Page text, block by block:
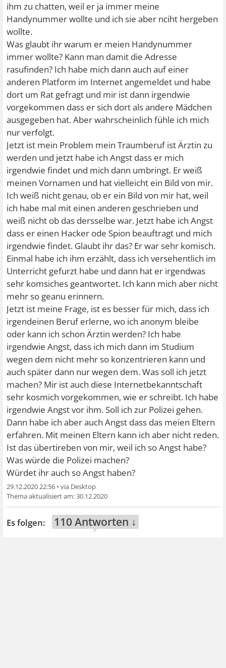
ihm zu chatten, weil er ja immer meine
Handynummer wollte und ich sie aber nciht hergeben
wollte.
Was glaubt ihr warum er meien Handynummer
immer wollte? Kann man damit die Adresse
rasufinden? Ich habe mich dann auch auf einer
anderen Platform im Internet angemeldet und habe
dort um Rat gefragt und mir ist dann irgendwie
vorgekommen dass er sich dort als andere Mädchen
ausgegeben hat. Aber wahrscheinlich fühle ich mich
nur verfolgt.
Jetzt ist mein Problem mein Traumberuf ist Ärztin zu
werden und jetzt habe ich Angst dass er mich
irgendwie findet und mich dann umbringt. Er weiß
meinen Vornamen und hat vielleicht ein Bild von mir.
Ich weiß nicht genau, ob er ein Bild von mir hat, weil
ich habe mal mit einen anderen geschrieben und
weiß nicht ob das dersselbe war. Jetzt habe ich Angst
dass er einen Hacker ode Spion beauftragt und mich
irgendwie findet. Glaubt ihr das? Er war sehr komisch.
Einmal habe ich ihm erzählt, dass ich versehentlich im
Unterricht gefurzt habe und dann hat er irgendwas
sehr komsiches geantwortet. Ich kann mich aber nicht
mehr so geanu erinnern.
Jetzt ist meine Frage, ist es besser für mich, dass ich
irgendeinen Beruf erlerne, wo ich anonym bleibe
oder kann ich schon Ärztin werden? Ich habe
irgendwie Angst, dass ich mich dann im Studium
wegen dem nicht mehr so konzentrieren kann und
auch später dann nur wegen dem. Was soll ich jetzt
machen? Mir ist auch diese Internetbekanntschaft
sehr kosmich vorgekommen, wie er schreibt. Ich habe
irgendwie Angst vor ihm. Soll ich zur Polizei gehen.
Dann habe ich aber auch Angst dass das meien Eltern
erfahren. Mit meinen Eltern kann ich aber nicht reden.
Ist das übertireben von mir, weil ich so Angst habe?
Was würde die Polizei machen?
Würdet ihr auch so Angst haben?
29.12.2020 22:56 •
30.12.2020
110 Antworten ↓